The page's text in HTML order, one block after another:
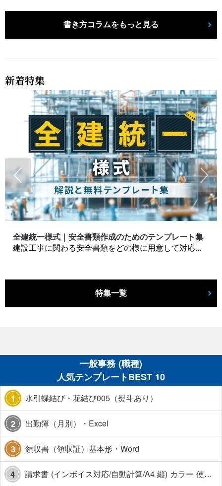
書き方コラムをもっと見る
新着特集
全建統一様式｜安全書類作成のためのテンプレート集
建設工事に関わる安全書類をどの様に用意して対応するか？関連書式テンプレートから書き方の注意点などの役立つコラムをbizoceanがお届けします。
特集一覧
一般事務 (職種)
人気テンプレートBEST 10
1 水引蝶結び・花結び005（熨斗あり）
2 出勤簿（月別）・Excel
3 領収書（領収証）基本形・Word
4 請求書 (インボイス対応/自動計算/A4 縦) カラー 使い方解説あり